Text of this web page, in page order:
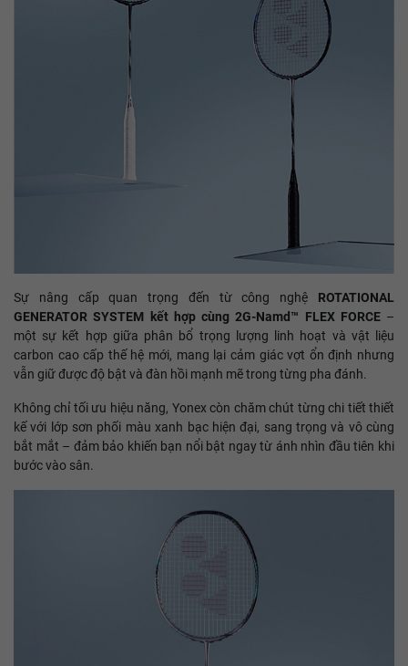
Sự nâng cấp quan trọng đến từ công nghệ ROTATIONAL
GENERATOR SYSTEM kết hợp cùng 2G-Namd™ FLEX FORCE–
một sự kết hợp giữa phân bổ trọng lượng linh hoạt và vật liệu
carbon cao cấp thế hệ mới, mang lại cảm giác vợt ổn định nhưng
vẫn giữ được độ bật và đàn hồi mạnh mẽ trong từng pha đánh.
Không chỉ tối ưu hiệu năng, Yonex còn chăm chút từng chi tiết thiết
kế với lớp sơn phối màu xanh bạc hiện đại, sang trọng và vô cùng
bắt mắt – đảm bảo khiến bạn nổi bật ngay từ ánh nhìn đầu tiên khi
bước vào sân.